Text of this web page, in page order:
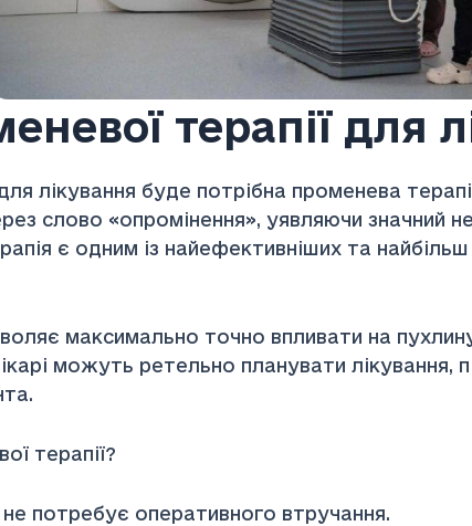
терапії для
лікування буде потрібна променева
слово «опромінення», уявляючи значний
є одним із найефективніших та
максимально точно впливати на
можуть ретельно планувати лікування,
терапії?
потребує оперативного втручання.